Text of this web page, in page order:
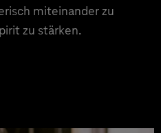
miteinander zu
zu stärken.